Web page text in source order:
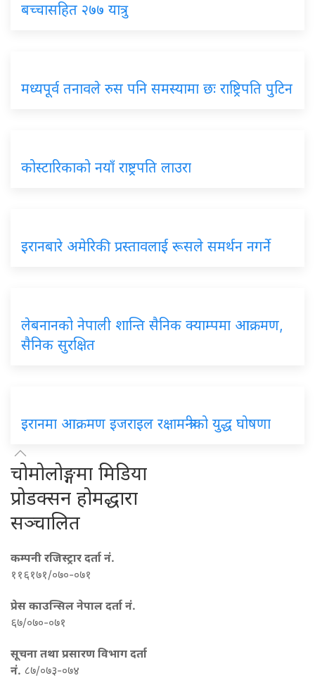
बच्चासहित २७७ यात्रु
मध्यपूर्व तनावले रुस पनि समस्यामा छः राष्ट्रिपति पुटिन
कोस्टारिकाको नयाँ राष्ट्रपति लाउरा
इरानबारे अमेरिकी प्रस्तावलाई रूसले समर्थन नगर्ने
लेबनानको नेपाली शान्ति सैनिक क्याम्पमा आक्रमण,
सैनिक सुरक्षित
इरानमा आक्रमण इजराइल रक्षामन्त्रीको युद्ध घोषणा
चोमोलोङ्गमा मिडिया
प्रोडक्सन होमद्धारा
सञ्चालित
कम्पनी रजिस्ट्रार दर्ता नं.
११६१७१/०७०-०७१
प्रेस काउन्सिल नेपाल दर्ता नं.
६७/०७०-०७१
सूचना तथा प्रसारण विभाग दर्ता
नं. ८७/०७३-०७४